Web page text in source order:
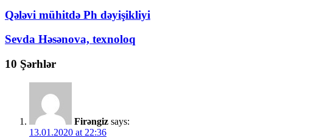
Qələvi
mühitdə
Ph
dəyişikliyi
Qələvi mühitdə Ph dəyişikliyi
Sevda
texnoloq
Sevda Həsənova, texnoloq
10 Şərhlər
Firəngiz says:
13.01.2020 at 22:36